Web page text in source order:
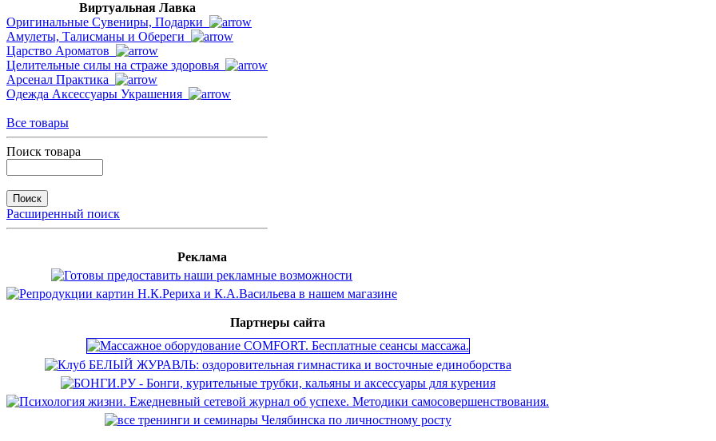
Виртуальная Лавка
Оригинальные Сувениры, Подарки
Амулеты, Талисманы и Обереги
Царство Ароматов
Целительные силы на страже здоровья
Арсенал Практика
Одежда Аксессуары Украшения
Все товары
Поиск товара
Расширенный поиск
Реклама
Партнеры сайта